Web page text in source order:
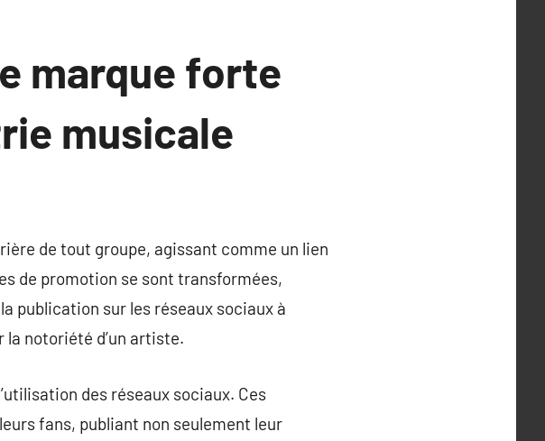
marque forte
musicale
de tout groupe, agissant comme un lien
de promotion se sont transformées,
publication sur les réseaux sociaux à
la notoriété d’un artiste.
des réseaux sociaux. Ces
fans, publiant non seulement leur